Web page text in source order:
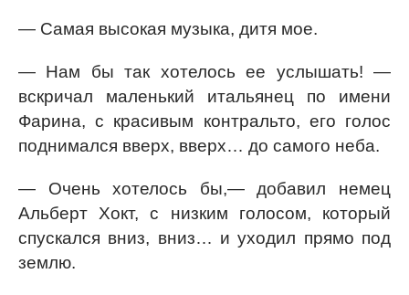
— Самая высокая музыка, дитя мое.
— Нам бы так хотелось ее услышать! —
вскричал маленький итальянец по имени
Фарина, с красивым контральто, его голос
поднимался вверх, вверх… до самого неба.
— Очень хотелось бы,— добавил немец
Альберт Хокт, с низким голосом, который
спускался вниз, вниз… и уходил прямо под
землю.